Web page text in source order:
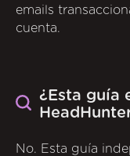
emails
cuenta.
¿Esta guía
No. Esta guía